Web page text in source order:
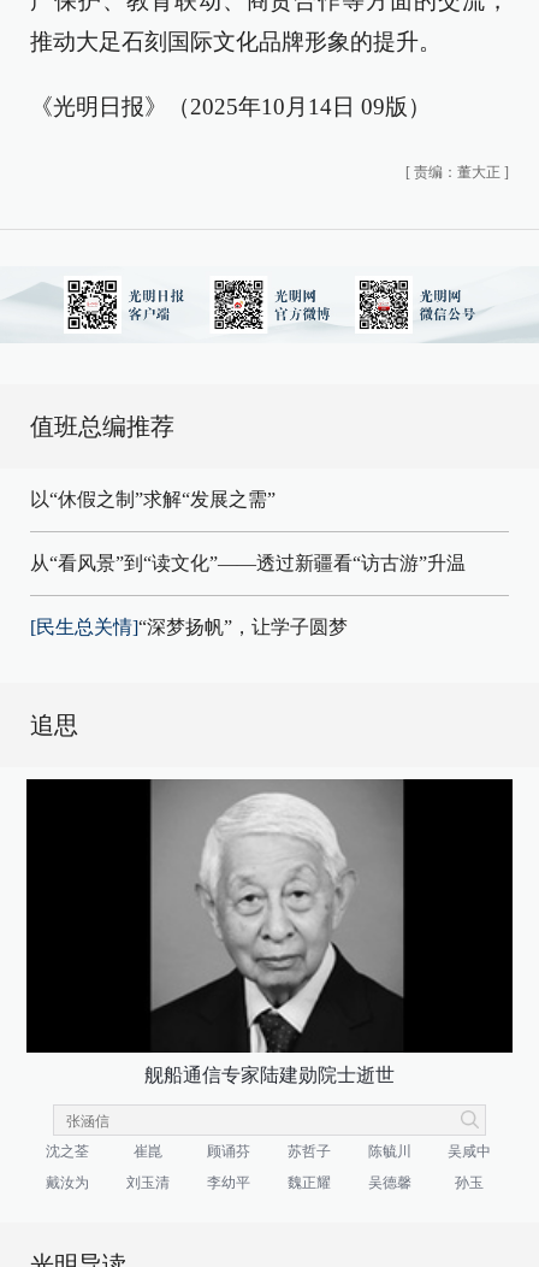
推动大足石刻国际文化品牌形象的提升。
《光明日报》（2025年10月14日 09版）
[ 责编：董大正 ]
值班总编推荐
以“休假之制”求解“发展之需”
从“看风景”到“读文化”——透过新疆看“访古游”升温
[民生总关情]“深梦扬帆”，让学子圆梦
追思
舰船通信专家陆建勋院士逝世
沈之荃 崔崑 顾诵芬 苏哲子 陈毓川
吴咸中
戴汝为
刘玉清 李幼平 魏正耀 吴德馨 孙玉